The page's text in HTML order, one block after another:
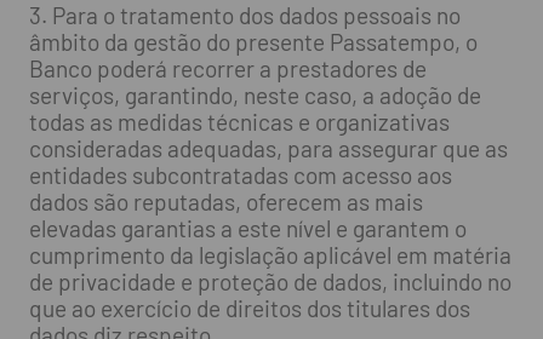
3. Para o tratamento dos dados pessoais no
âmbito da gestão do presente Passatempo, o
Banco poderá recorrer a prestadores de
serviços, garantindo, neste caso, a adoção de
todas as medidas técnicas e organizativas
consideradas adequadas, para assegurar que as
entidades subcontratadas com acesso aos
dados são reputadas, oferecem as mais
elevadas garantias a este nível e garantem o
cumprimento da legislação aplicável em matéria
de privacidade e proteção de dados, incluindo no
que ao exercício de direitos dos titulares dos